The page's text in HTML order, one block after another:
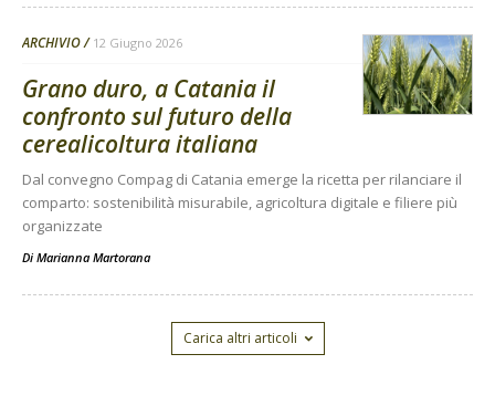
ARCHIVIO 12 Giugno 2026
Grano duro, a Catania il
confronto sul futuro della
cerealicoltura italiana
Dal convegno Compag di Catania emerge la ricetta per rilanciare il
comparto: sostenibilità misurabile, agricoltura digitale e filiere più
organizzate
Di Marianna Martorana
Carica altri articoli